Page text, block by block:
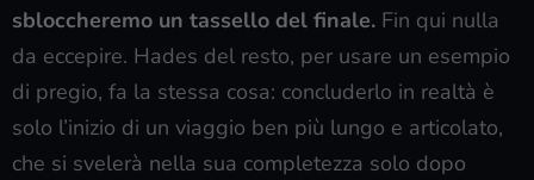
sbloccheremo un tassello del finale. Fin qui nulla
da eccepire. Hades del resto, per usare un esempio
di pregio, fa la stessa cosa: concluderlo in realtà è
solo l’inizio di un viaggio ben più lungo e articolato,
che si svelerà nella sua completezza solo dopo